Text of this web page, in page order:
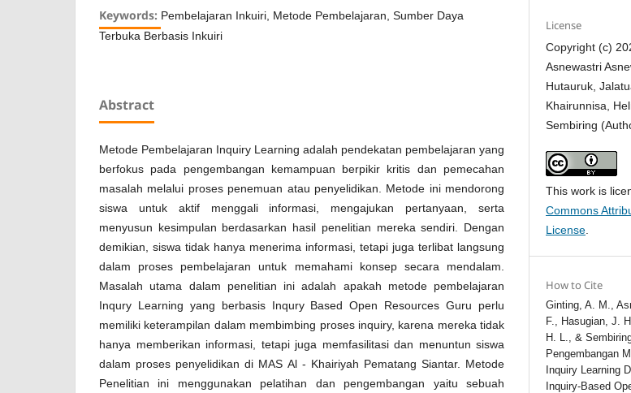
Keywords: Pembelajaran Inkuiri, Metode Pembelajaran, Sumber Daya
Terbuka Berbasis Inkuiri
Abstract
Metode Pembelajaran Inquiry Learning adalah pendekatan pembelajaran yang
berfokus pada pengembangan kemampuan berpikir kritis dan pemecahan
masalah melalui proses penemuan atau penyelidikan. Metode ini mendorong
siswa untuk aktif menggali informasi, mengajukan pertanyaan, serta
menyusun kesimpulan berdasarkan hasil penelitian mereka sendiri. Dengan
demikian, siswa tidak hanya menerima informasi, tetapi juga terlibat langsung
dalam proses pembelajaran untuk memahami konsep secara mendalam.
Masalah utama dalam penelitian ini adalah apakah metode pembelajaran
Inqury Learning yang berbasis Inqury Based Open Resources Guru perlu
memiliki keterampilan dalam membimbing proses inquiry, karena mereka tidak
hanya memberikan informasi, tetapi juga memfasilitasi dan menuntun siswa
dalam proses penyelidikan di MAS Al - Khairiyah Pematang Siantar. Metode
Penelitian ini menggunakan pelatihan dan pengembangan yaitu sebuah
License
Copyright (c)
Asnewastri
Hutauruk,
Khairunnisa,
Sembiring
This work is
Commons
License
How to Cite
Ginting, A. M.,
F., Hasugian, J.
H. L., &
Pengembangan
Inquiry Learning
Inquiry-Based